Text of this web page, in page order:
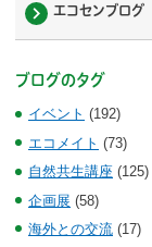
エコセンブログ
ブログのタグ
イベント (192)
エコメイト (73)
自然共生講座 (125)
企画展 (58)
海外との交流 (17)